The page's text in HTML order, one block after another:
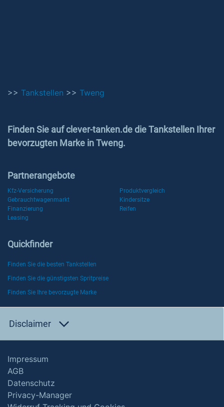
>> Tankstellen >> Tweng
Finden Sie auf clever-tanken.de die Tankstellen Ihrer
bevorzugten Marke in Tweng.
Partnerangebote
Kfz-Versicherung
Produktvergleich
Gebrauchtwagenmarkt
Kindersitze
Finanzierung
Reifen
Leasing
Quickfinder
Finden Sie die besten Tankstellen
Finden Sie die günstigsten Spritpreise
Finden Sie Ihre bevorzugte Marke
Disclaimer
Impressum
AGB
Datenschutz
Privacy-Manager